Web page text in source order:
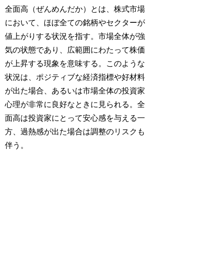
全面高（ぜんめんだか）とは、株式市場
において、ほぼ全ての銘柄やセクターが
値上がりする状況を指す。市場全体が強
気の状態であり、広範囲にわたって株価
が上昇する現象を意味する。このような
状況は、ポジティブな経済指標や好材料
が出た場合、あるいは市場全体の投資家
心理が非常に良好なときに見られる。全
面高は投資家にとって安心感を与える一
方、過熱感が出た場合は調整のリスクも
伴う。